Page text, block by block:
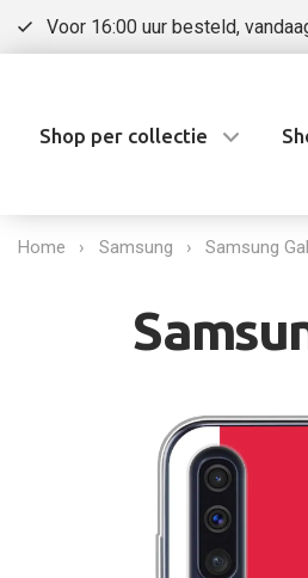
Voor 16:00 uur besteld,
Shop per collectie
Home Samsung Samsung